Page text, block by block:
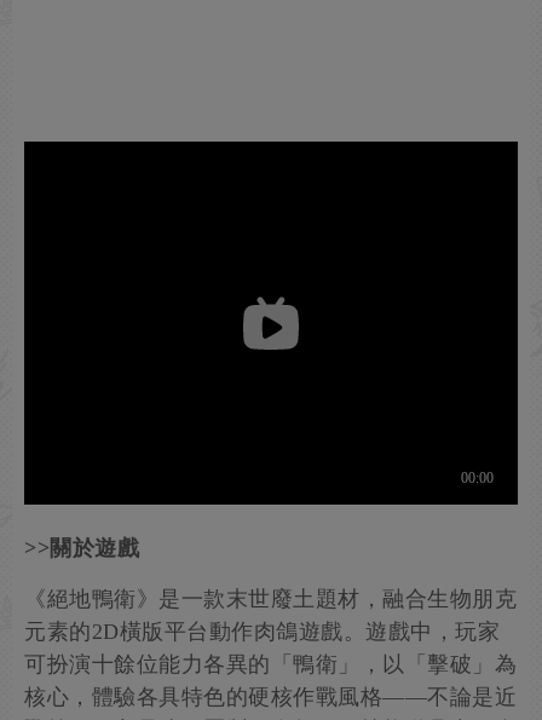
>>關於遊戲
《絕地鴨衛》是一款末世廢土題材，融合生物朋克
元素的2D橫版平台動作肉鴿遊戲。遊戲中，玩家
可扮演十餘位能力各異的「鴨衛」，以「擊破」為
核心，體驗各具特色的硬核作戰風格——不論是近